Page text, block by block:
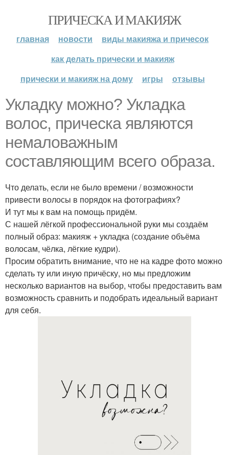
ПРИЧЕСКА И МАКИЯЖ
главная новости
виды макияжа и причесок
как делать прически и макияж
прически и макияж на дому
игры отзывы
Укладку можно? Укладка
волос, прическа являются
немаловажным
составляющим всего образа.
Что делать, если не было времени / возможности
привести волосы в порядок на фотографиях?
И тут мы к вам на помощь придём.
С нашей лёгкой профессиональной руки мы создаём
полный образ: макияж + укладка (создание объёма
волосам, чёлка, лёгкие кудри).
Просим обратить внимание, что не на кадре фото можно
сделать ту или иную причёску, но мы предложим
несколько вариантов на выбор, чтобы предоставить вам
возможность сравнить и подобрать идеальный вариант
для себя.